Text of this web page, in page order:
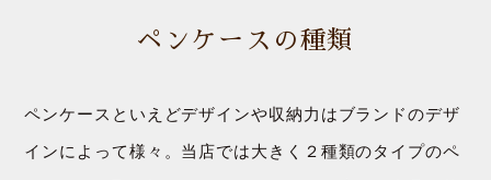
ペンケースの種類
ペンケースといえどデザインや収納力はブランドのデザ
インによって様々。当店では大きく２種類のタイプのペ